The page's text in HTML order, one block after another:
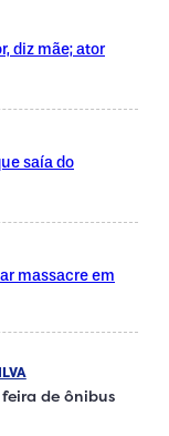
diz mãe; ator
saía do
massacre em
de ônibus